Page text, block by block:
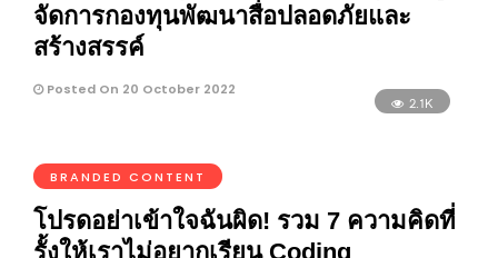
จัดการกองทุนพัฒนาสื่อปลอดภัยและ
สร้างสรรค์
Posted On 20 October 2022
2.1K
BRANDED CONTENT
โปรดอย่าเข้าใจฉันผิด! รวม 7 ความคิดที่
รั้งให้เราไม่อยากเรียน Coding